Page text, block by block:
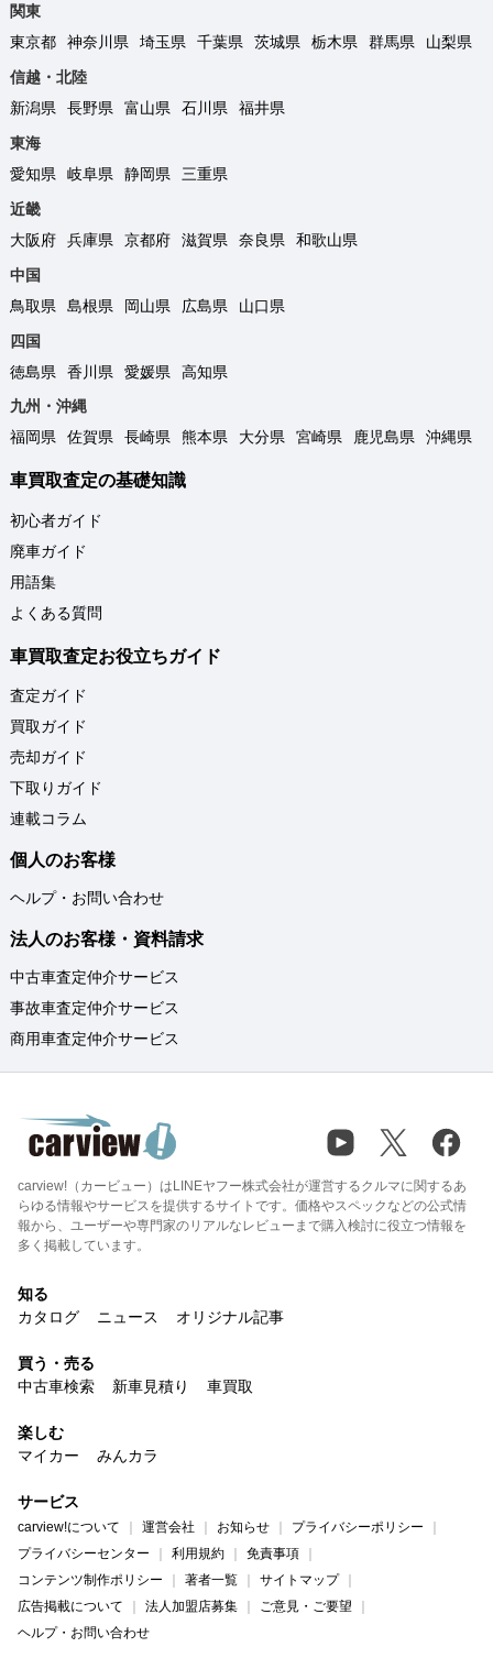
関東
東京都
神奈川県 埼玉県 千葉県 茨城県 栃木県 群馬県
山梨県
信越・北陸
新潟県
長野県 富山県 石川県
福井県
東海
愛知県
岐阜県 静岡県
三重県
近畿
大阪府
兵庫県 京都府 滋賀県 奈良県
和歌山県
中国
鳥取県
島根県 岡山県 広島県
山口県
四国
徳島県
香川県 愛媛県
高知県
九州・沖縄
福岡県
佐賀県 長崎県 熊本県 大分県 宮崎県 鹿児島県 沖縄県
車買取査定の基礎知識
初心者ガイド
廃車ガイド
用語集
よくある質問
車買取査定お役立ちガイド
査定ガイド
買取ガイド
売却ガイド
下取りガイド
連載コラム
個人のお客様
ヘルプ・お問い合わせ
法人のお客様・資料請求
中古車査定仲介サービス
事故車査定仲介サービス
商用車査定仲介サービス
carview!（カービュー）はLINEヤフー株式会社が運営するクルマに関するあ
らゆる情報やサービスを提供するサイトです。価格やスペックなどの公式情
報から、ユーザーや専門家のリアルなレビューまで購入検討に役立つ情報を
多く掲載しています。
知る
カタログ
ニュース オリジナル記事
買う・売る
中古車検索
新車見積り 車買取
楽しむ
マイカー
みんカラ
サービス
carview!について 運営会社 お知らせ
プライバシーポリシー
プライバシーセンター
利用規約
免責事項
コンテンツ制作ポリシー
著者一覧
サイトマップ
広告掲載について
法人加盟店募集
ご意見・ご要望
ヘルプ・お問い合わせ